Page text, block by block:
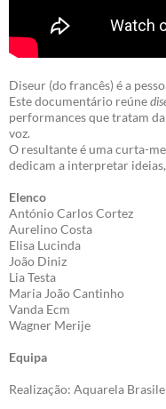
Diseur (do francês) é a
Este documentário reúne
performances que tratam
voz.
O resultante é uma curta-
dedicam a interpretar
Elenco
António Carlos Cortez
Aurelino Costa
Elisa Lucinda
João Diniz
Lia Testa
Maria João Cantinho
Vanda Ecm
Wagner Merije
Equipa
Realização: Aquarela